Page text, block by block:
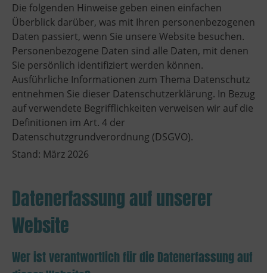
Die folgenden Hinweise geben einen einfachen
Überblick darüber, was mit Ihren personenbezogenen
Daten passiert, wenn Sie unsere Website besuchen.
Personenbezogene Daten sind alle Daten, mit denen
Sie persönlich identifiziert werden können.
Ausführliche Informationen zum Thema Datenschutz
entnehmen Sie dieser Datenschutzerklärung. In Bezug
auf verwendete Begrifflichkeiten verweisen wir auf die
Definitionen im Art. 4 der
Datenschutzgrundverordnung (DSGVO).
Stand: März 2026
Datenerfassung auf unserer
Website
Wer ist verantwortlich für die Datenerfassung auf